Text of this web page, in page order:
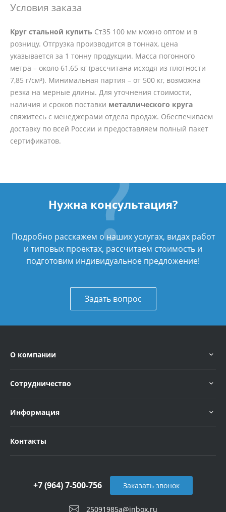
Условия заказа
Круг стальной купить Ст35 100 мм можно оптом и в
розницу. Отгрузка производится в тоннах, цена
указывается за 1 тонну продукции. Масса погонного
метра – около 61,65 кг (рассчитана исходя из плотности
7,85 г/см³). Минимальная партия – от 500 кг, возможна
резка на мерные длины. Для уточнения стоимости,
наличия и сроков поставки металлического круга
свяжитесь с менеджерами отдела продаж. Обеспечиваем
доставку по всей России и предоставляем полный пакет
сертификатов.
Нужна консультация?
Подробно расскажем о наших услугах, видах работ
и типовых проектах, рассчитаем стоимость и
подготовим индивидуальное предложение!
Задать вопрос
О компании
Сотрудничество
Информация
Контакты
25091985a@inbox.ru
+7 (964) 7-500-756 Заказать звонок